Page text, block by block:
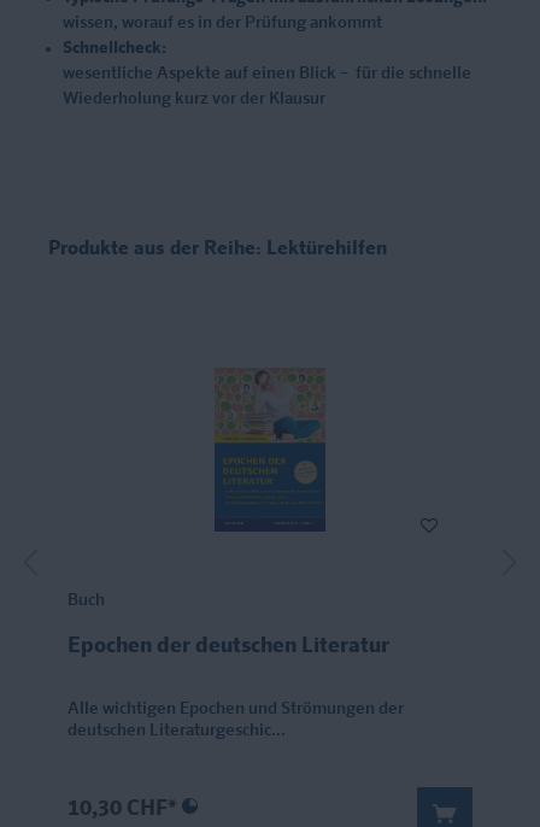
wissen, worauf es in der Prüfung ankommt
Schnellcheck:
wesentliche Aspekte auf einen Blick – für die schnelle
Wiederholung kurz vor der Klausur
Produkte aus der Reihe: Lektürehilfen
Buch
Epochen der deutschen Literatur
Alle wichtigen Epochen und Strömungen der
deutschen Literaturgeschic...
10,30 CHF*